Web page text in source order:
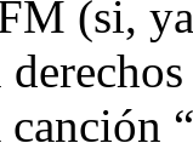
(si,